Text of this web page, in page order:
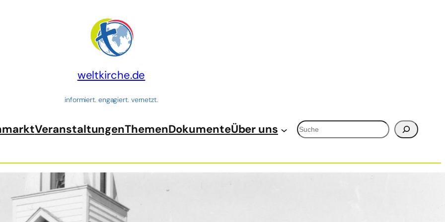
weltkirche.de
informiert. engagiert. vernetzt.
VeranstaltungenThemenDokumenteÜber uns Suchen